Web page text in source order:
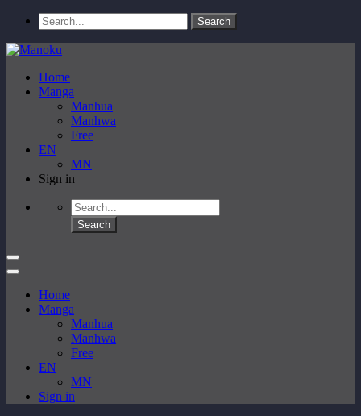
Home
Manga
Manhua
Manhwa
Free
EN
MN
Sign in
Home
Manga
Manhua
Manhwa
Free
EN
MN
Sign in